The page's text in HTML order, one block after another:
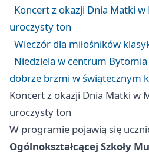
Koncert z okazji Dnia Matki
uroczysty ton
Wieczór dla miłośników
Niedziela w centrum
dobrze brzmi w świątecznym
Koncert z okazji Dnia Matki w
uroczysty ton
W programie pojawią się
Ogólnokształcącej Szkoły